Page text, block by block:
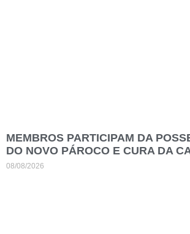
MEMBROS PARTICIPAM DA
DO NOVO PÁROCO E CURA DA
08/08/2026